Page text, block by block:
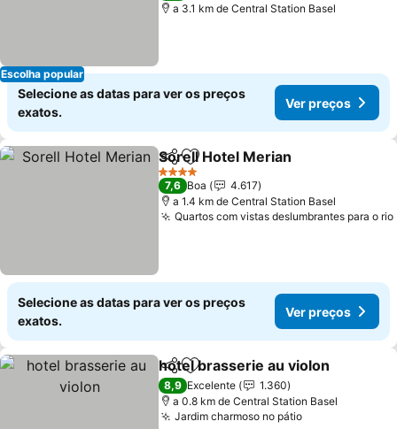
Escolha popular
a 3.1 km de Central Station Basel
Selecione as datas para ver os preços
exatos.
Ver preços
PartilharAdicionar aos favoritos
Sorell Hotel Merian
4 Estrelas
7,6 Boa
4.617
a 1.4 km de Central Station Basel
Quartos com vistas deslumbrantes para o rio
Selecione as datas para ver os preços
exatos.
Ver preços
PartilharAdicionar aos favoritos
hotel brasserie au violon
8,9 Excelente
1.360
a 0.8 km de Central Station Basel
Jardim charmoso no pátio